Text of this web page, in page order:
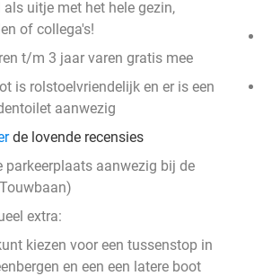
als uitje met het hele gezin,
of collega's!
t/m 3 jaar varen gratis mee
is rolstoelvriendelijk en er is een
aanwezig
de lovende recensies
parkeerplaats aanwezig bij de
extra:
kiezen voor een tussenstop in
en een een latere boot